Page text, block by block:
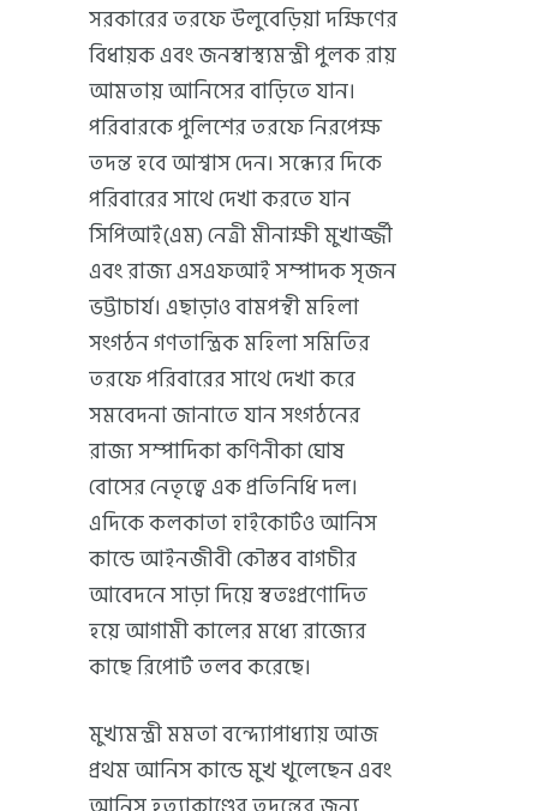
সরকারের তরফে উলুবেড়িয়া দক্ষিণের
বিধায়ক এবং জনস্বাস্থ্যমন্ত্রী পুলক রায়
আমতায় আনিসের বাড়িতে যান।
পরিবারকে পুলিশের তরফে নিরপেক্ষ
তদন্ত হবে আশ্বাস দেন। সন্ধ্যের দিকে
পরিবারের সাথে দেখা করতে যান
সিপিআই(এম) নেত্রী মীনাক্ষী মুখার্জ্জী
এবং রাজ্য এসএফআই সম্পাদক সৃজন
ভট্টাচার্য। এছাড়াও বামপন্থী মহিলা
সংগঠন গণতান্ত্রিক মহিলা সমিতির
তরফে পরিবারের সাথে দেখা করে
সমবেদনা জানাতে যান সংগঠনের
রাজ্য সম্পাদিকা কণিনীকা ঘোষ
বোসের নেতৃত্বে এক প্রতিনিধি দল।
এদিকে কলকাতা হাইকোর্টও আনিস
কান্ডে আইনজীবী কৌস্তব বাগচীর
আবেদনে সাড়া দিয়ে স্বতঃপ্রণোদিত
হয়ে আগামী কালের মধ্যে রাজ্যের
কাছে রিপোর্ট তলব করেছে।
মুখ্যমন্ত্রী মমতা বন্দ্যোপাধ্যায় আজ
প্রথম আনিস কান্ডে মুখ খুলেছেন এবং